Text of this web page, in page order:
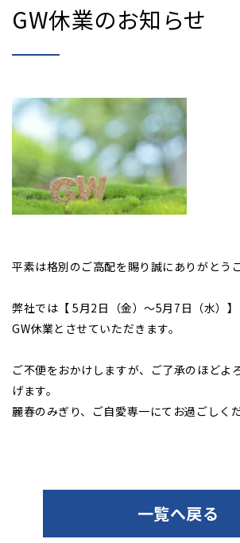
お問い合わせ
[受付時間]10:00〜18:00 [定休日]毎週水
GW休業のお知らせ
平素は格別のご高配を賜り誠にありがとう
弊社では【 5月2日（金）～5月7日（水）
GW休業とさせていただきます。
ご不便をおかけしますが、ご了承のほどよ
げます。
麗春のみぎり、ご自愛専一にてお過ごしく
一覧へ戻る